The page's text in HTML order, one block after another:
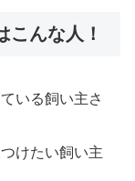
こんな人！
いる飼い主さ
けたい飼い主